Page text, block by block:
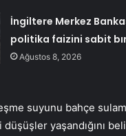
İngiltere Merkez
politika faizini sabit
Ağustos 8, 2026
suyunu bahçe
düşüşler yaşandığını